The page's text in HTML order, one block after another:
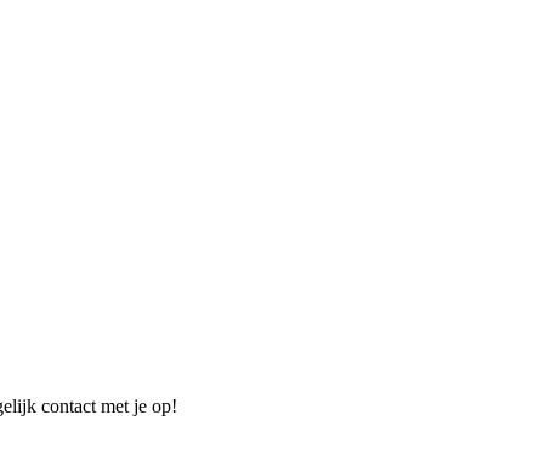
contact met je op!